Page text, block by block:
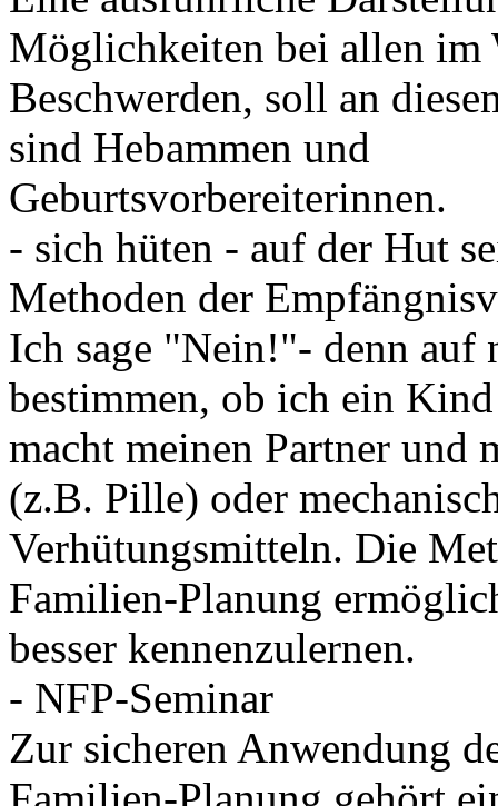
Möglichkeiten bei allen im
Beschwerden, soll an
sind Hebammen und
Geburtsvorbereiterinnen.
- sich hüten - auf der Hut
Methoden der
Ich sage "Nein!"- denn auf
bestimmen, ob ich ein
macht meinen Partner und
(z.B. Pille) oder
Verhütungsmitteln. Die
Familien-Planung
besser kennenzulernen.
- NFP-Seminar
Zur sicheren Anwendung